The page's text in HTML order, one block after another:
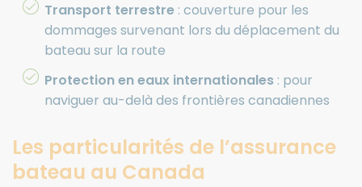
Transport terrestre : couverture pour les
dommages survenant lors du déplacement du
bateau sur la route
Protection en eaux internationales : pour
naviguer au-delà des frontières canadiennes
Les particularités de l’assurance
bateau au Canada